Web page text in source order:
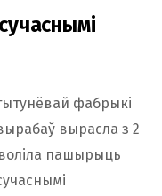
фабрыкі
вырасла з 2
пашырыць